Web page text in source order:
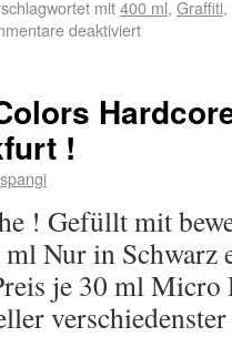
mit400 ml, Graffiti,
deaktiviert
!
spangi
! Gefüllt mit
Nur in Schwarz
je 30 ml Micro